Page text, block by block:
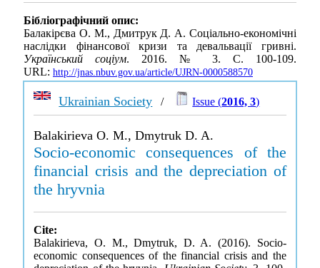
Бібліографічний опис:
Балакірєва О. М., Дмитрук Д. А. Соціально-економічні
наслідки фінансової кризи та девальвації гривні.
Український соціум. 2016. № 3. С. 100-109.
URL: http://jnas.nbuv.gov.ua/article/UJRN-0000588570
Ukrainian Society / Issue (2016, 3)
Balakirieva O. M., Dmytruk D. A.
Socio-economic consequences of the
financial crisis and the depreciation of
the hryvnia
Cite:
Balakirieva, O. M., Dmytruk, D. A. (2016). Socio-
economic consequences of the financial crisis and the